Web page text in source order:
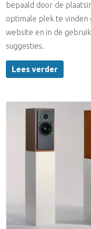
bepaald door de
optimale plek te
website en in de
suggesties.
Lees verder